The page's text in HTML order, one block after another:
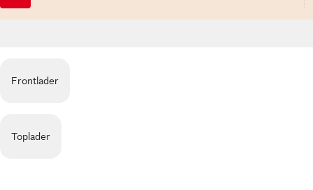
Frontlader
Toplader